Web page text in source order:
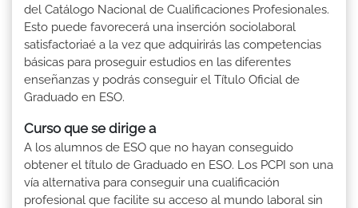
del Catálogo Nacional de Cualificaciones Profesionales.
Esto puede favorecerá una inserción sociolaboral
satisfactoriaé a la vez que adquirirás las competencias
básicas para proseguir estudios en las diferentes
enseñanzas y podrás conseguir el Título Oficial de
Graduado en ESO.
Curso que se dirige a
A los alumnos de ESO que no hayan conseguido
obtener el título de Graduado en ESO. Los PCPI son una
vía alternativa para conseguir una cualificación
profesional que facilite su acceso al mundo laboral sin